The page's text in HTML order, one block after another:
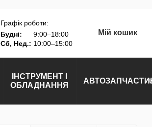
Графік роботи:
Будні:
9:00–18:00
Сб, Нед.: 10:00–15:00
Мій кошик
ІНСТРУМЕНТ І
ОБЛАДНАННЯ